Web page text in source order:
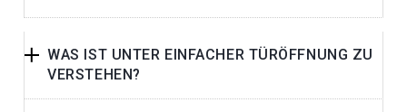
WAS IST UNTER EINFACHER TÜRÖFFNUNG ZU
VERSTEHEN?